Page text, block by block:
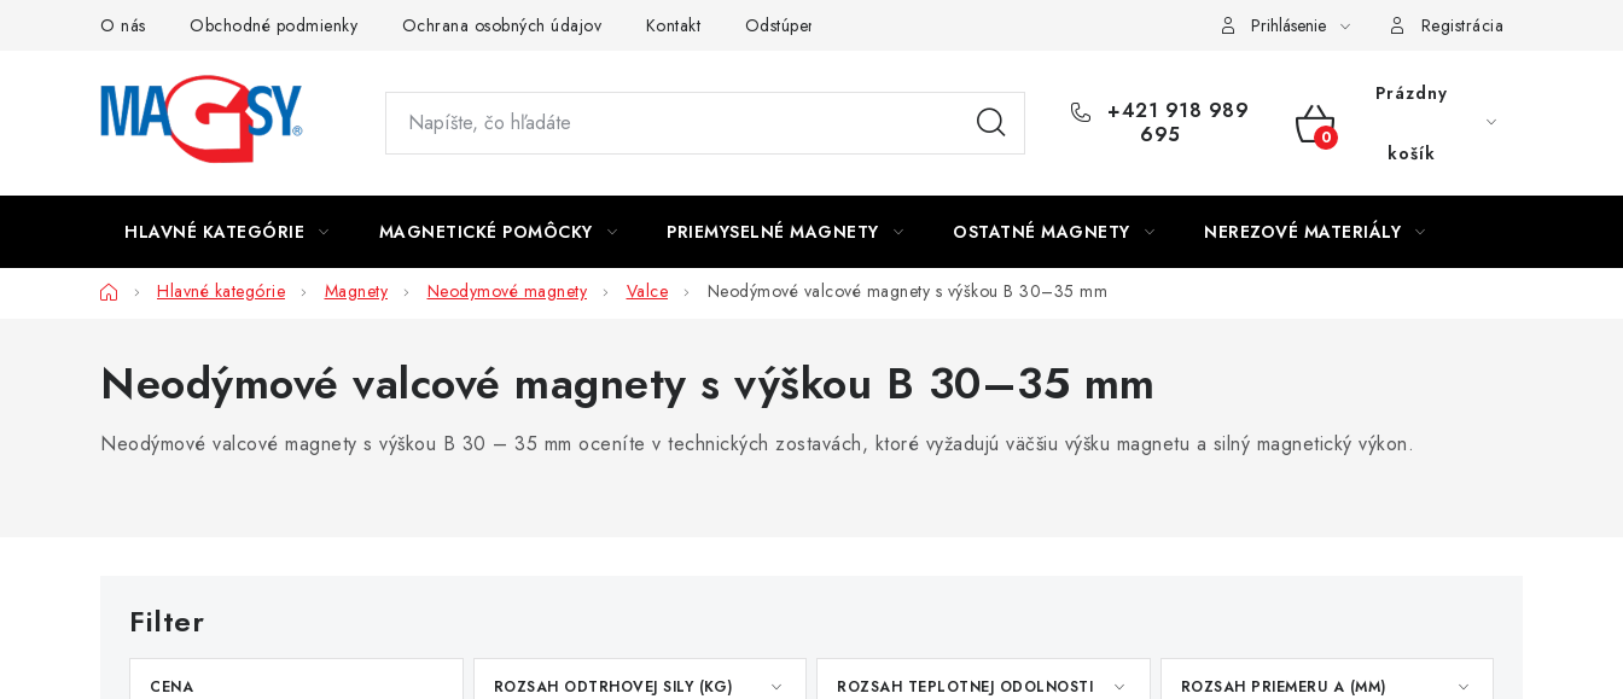
O nás Obchodné podmienky Ochrana osobných údajov Kontakt Odstúpenie od zmluvy Prihlásenie Registrácia
+421 918 989
695
NÁKUPNÝ
Prázdny
košík
HLAVNÉ KATEGÓRIE MAGNETICKÉ POMÔCKY PRIEMYSELNÉ MAGNETY OSTATNÉ MAGNETY NEREZOVÉ MATERIÁLY
DomovHlavné kategórie Magnety Neodymové magnety Valce Neodýmové valcové magnety s výškou B 30–35 mm
Neodýmové valcové magnety s výškou B 30–35 mm
Neodýmové valcové magnety s výškou B 30 – 35 mm oceníte v technických zostavách, ktoré vyžadujú väčšiu výšku magnetu a silný magnetický výkon.
CENA
ROZSAH ODTRHOVEJ SILY (KG) ROZSAH TEPLOTNEJ ODOLNOSTI ROZSAH PRIEMERU A (MM)